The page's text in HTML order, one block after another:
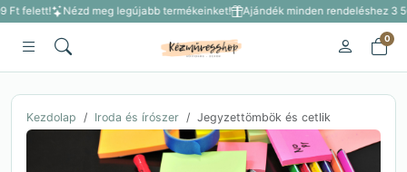
felett! Nézd meg legújabb termékeinket! Ajándék minden rendeléshez 3
0
Kezdolap Iroda és írószer Jegyzettömbök és cetlik